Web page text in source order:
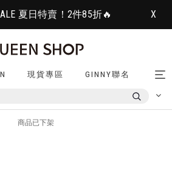
夏日特賣！2件85折🔥 X
現貨專區 GINNY聯名
商品已下架